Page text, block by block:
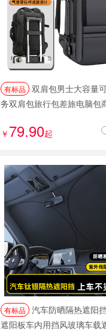
有标品
务双肩包旅行包差旅电脑包
￥ 79.90起
有标品
遮阳板车内用挡风玻璃车载